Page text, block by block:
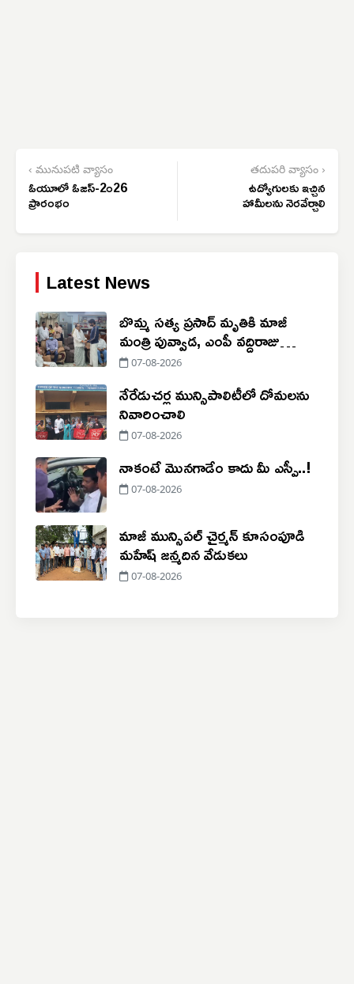
‹ మునుపటి వ్యాసం
ఓయూలో ఓజస్-2౦26
ప్రారంభం
తదుపరి వ్యాసం ›
ఉద్యోగులకు ఇచ్చిన
హామీలను నెరవేర్చాలి
Latest News
బొమ్మ సత్య ప్రసాద్ మృతికి మాజీ
మంత్రి పువ్వాడ, ఎంపీ వద్దిరాజు
సంతాపం
07-08-2026
నేరేడుచర్ల మున్సిపాలిటీలో దోమలను
నివారించాలి
07-08-2026
నాకంటే మొనగాడేం కాదు మీ ఎస్పీ..!
07-08-2026
మాజీ మున్సిపల్ చైర్మన్ కూసంపూడి
మహేష్ జన్మదిన వేడుకలు
07-08-2026